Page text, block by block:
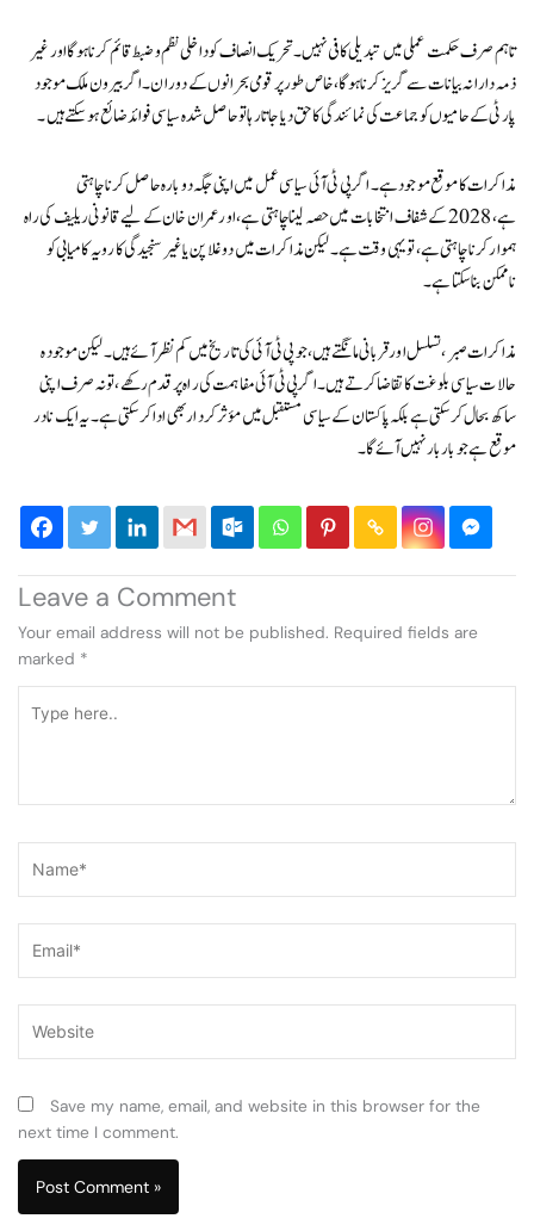
تاہم صرف حکمت عملی میں تبدیلی کافی نہیں۔ تحریک انصاف کو داخلی نظم و ضبط قائم کرنا ہوگا اور غیر
ذمہ دارانہ بیانات سے گریز کرنا ہوگا، خاص طور پر قومی بحرانوں کے دوران۔ اگر بیرون ملک موجود
پارٹی کے حامیوں کو جماعت کی نمائندگی کا حق دیا جاتا رہا تو حاصل شدہ سیاسی فوائد ضائع ہو سکتے ہیں۔
مذاکرات کا موقع موجود ہے۔ اگر پی ٹی آئی سیاسی عمل میں اپنی جگہ دوبارہ حاصل کرنا چاہتی
ہے، 2028 کے شفاف انتخابات میں حصہ لینا چاہتی ہے، اور عمران خان کے لیے قانونی ریلیف کی راہ
ہموار کرنا چاہتی ہے، تو یہی وقت ہے۔ لیکن مذاکرات میں دوغلا پن یا غیر سنجیدگی کا رویہ کامیابی کو
ناممکن بنا سکتا ہے۔
مذاکرات صبر، تسلسل اور قربانی مانگتے ہیں، جو پی ٹی آئی کی تاریخ میں کم نظر آئے ہیں۔ لیکن موجودہ
حالات سیاسی بلوغت کا تقاضا کرتے ہیں۔ اگر پی ٹی آئی مفاہمت کی راہ پر قدم رکھے، تو نہ صرف اپنی
ساکھ بحال کر سکتی ہے بلکہ پاکستان کے سیاسی مستقبل میں مؤثر کردار بھی ادا کر سکتی ہے۔ یہ ایک نادر
موقع ہے جو بار بار نہیں آئے گا۔
Leave a Comment
Your email address will not be published. Required fields are
marked *
here..
Save my name, email, and website in this browser for the
next time I comment.